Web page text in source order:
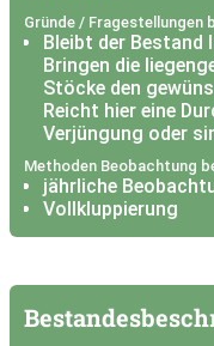
Gründe / Fragestellungen
Bleibt der
Bringen die
Stöcke den
Reicht hier eine
Verjüngung oder
Methoden Beobachtung
jährliche
Vollkluppierung